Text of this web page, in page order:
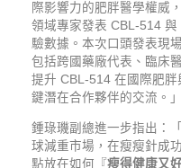
際影響力的肥胖醫學權威
領域專家發表 CBL-514
驗數據。本次口頭發表現
包括跨國藥廠代表、臨床
提升 CBL-514 在國際肥
鍵潛在合作夥伴的交流。」
鍾琭璣副總進一步指出：
球減重市場，在瘦瘦針成
點放在如何『瘦得健康又